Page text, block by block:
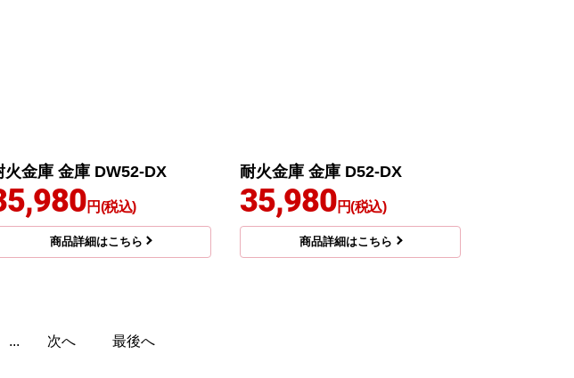
火金庫 金庫 DW52-DX
円(税込)
商品詳細はこちら
耐火金庫 金庫 D52-DX
35,980円(税込)
商品詳細はこちら
... 次へ 最後へ